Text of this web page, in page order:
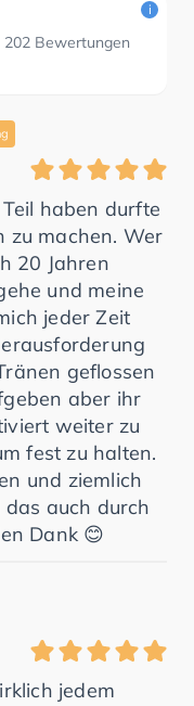
202 Bewertungen
i
haben durfte
zu machen. Wer
20 Jahren
und meine
jeder Zeit
geflossen
aber ihr
weiter zu
fest zu halten.
und ziemlich
auch durch
Dank 😊
jedem